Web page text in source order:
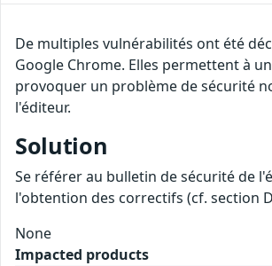
De multiples vulnérabilités ont été
Google Chrome. Elles permettent à
provoquer un problème de sécurité
l'éditeur.
Solution
Se référer au bulletin de sécurité de
l'obtention des correctifs (cf. section
None
Impacted products